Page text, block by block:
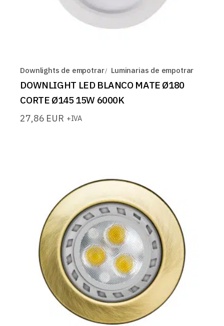
Downlights de empotrar Luminarias de empotrar
DOWNLIGHT LED BLANCO MATE Ø180
CORTE Ø145 15W 6000K
27,86 EUR +IVA